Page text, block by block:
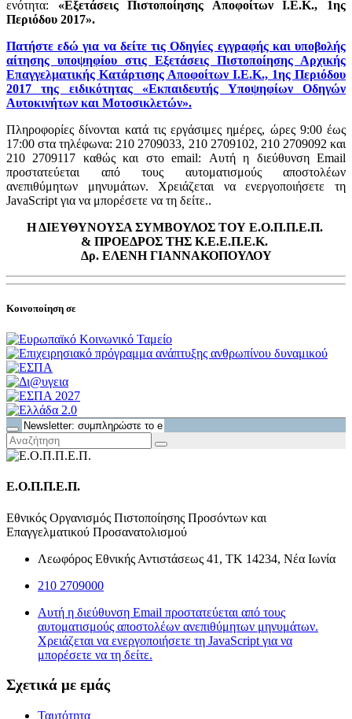
ενότητα: «Εξετάσεις Πιστοποίησης Αποφοίτων Ι.Ε.Κ., 1ης
Περιόδου 2017».
Πατήστε εδώ για να δείτε τις Οδηγίες εγγραφής και υποβολής
αίτησης υποψηφίου στις Εξετάσεις Πιστοποίησης Αρχικής
Επαγγελματικής Κατάρτισης Αποφοίτων Ι.Ε.Κ., 1ης Περιόδου
2017 της ειδικότητας «Εκπαιδευτής Υποψηφίων Οδηγών
Αυτοκινήτων και Μοτοσικλετών».
Πληροφορίες δίνονται κατά τις εργάσιμες ημέρες, ώρες 9:00 έως
17:00 στα τηλέφωνα: 210 2709033, 210 2709102, 210 2709092 και
210 2709117 καθώς και στο email: Αυτή η διεύθυνση Email
προστατεύεται από τους αυτοματισμούς αποστολέων
ανεπιθύμητων μηνυμάτων. Χρειάζεται να ενεργοποιήσετε τη
JavaScript για να μπορέσετε να τη δείτε..
Η ΔΙΕΥΘΥΝΟΥΣΑ ΣΥΜΒΟΥΛΟΣ ΤΟΥ Ε.Ο.Π.Π.Ε.Π.
& ΠΡΟΕΔΡΟΣ ΤΗΣ Κ.Ε.Ε.Π.Ε.Κ.
Δρ. ΕΛΕΝΗ ΓΙΑΝΝΑΚΟΠΟΥΛΟΥ
Κοινοποίηση σε
Ε.Ο.Π.Π.Ε.Π.
Εθνικός Οργανισμός Πιστοποίησης Προσόντων και
Επαγγελματικού Προσανατολισμού
Λεωφόρος Εθνικής Αντιστάσεως 41, ΤΚ 14234, Νέα Ιωνία
210 2709000
Αυτή η διεύθυνση Email προστατεύεται από τους
αυτοματισμούς αποστολέων ανεπιθύμητων μηνυμάτων.
Χρειάζεται να ενεργοποιήσετε τη JavaScript για να
μπορέσετε να τη δείτε.
Σχετικά με εμάς
Ταυτότητα